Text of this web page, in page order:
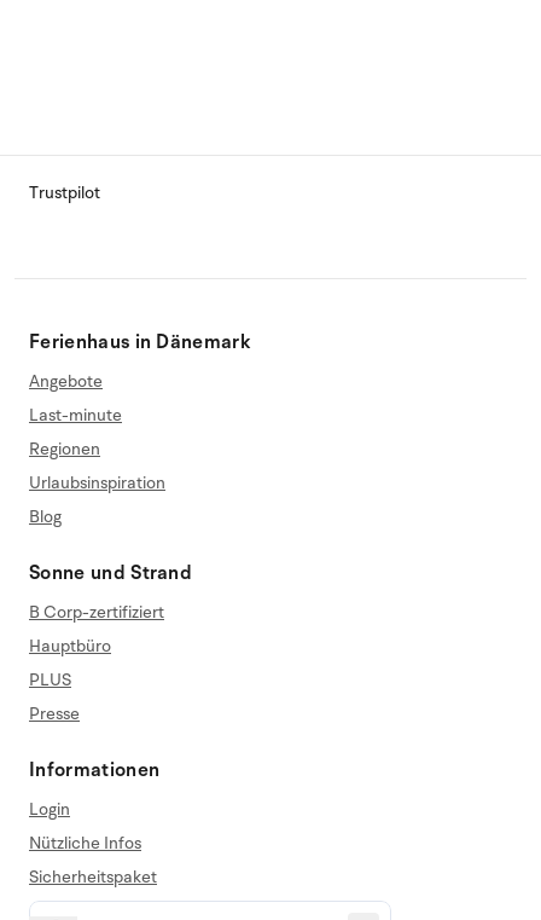
Trustpilot
Ferienhaus in Dänemark
Angebote
Last-minute
Regionen
Urlaubsinspiration
Blog
Sonne und Strand
B Corp-zertifiziert
Hauptbüro
PLUS
Presse
Informationen
Login
Nützliche Infos
Sicherheitspaket